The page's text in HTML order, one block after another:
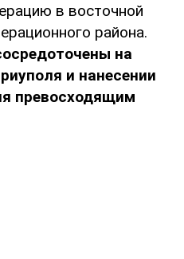
в восточной
района.
на
и нанесении
превосходящим